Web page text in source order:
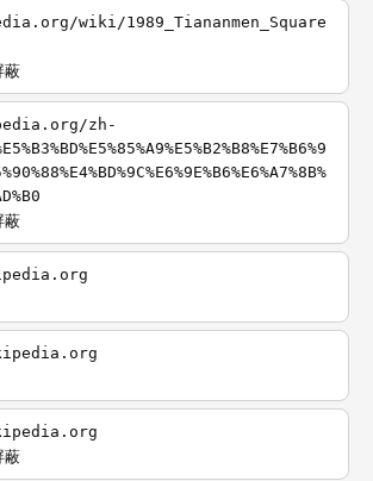
wiki/1989_Tiananmen_Square
蔽
zh-
蔽
蔽